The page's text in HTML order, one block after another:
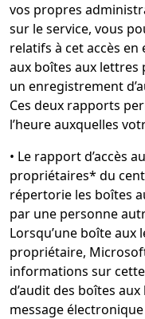
vos propres
sur le service, vous
relatifs à cet accès en
aux boîtes aux
un enregistrement
Ces deux rapports
l’heure auxquelles
• Le rapport d’accès
propriétaires* du
répertorie les boîtes
par une personne
Lorsqu’une boîte
propriétaire,
informations sur
d’audit des boîtes
message